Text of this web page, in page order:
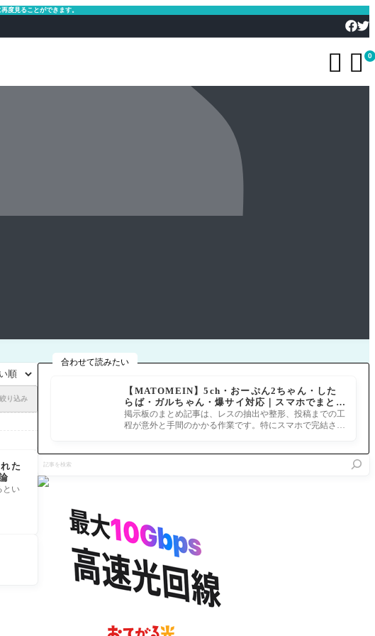
度見ることができます。
  0
絞り込み
た
とい
合わせて読みたい
【MATOMEIN】5ch・おーぷん2ちゃん・した
らば・ガルちゃん・爆サイ対応｜スマホでまとめ
記事を作れるアプリ FGOのまとめ記事ができる
まで
掲示板のまとめ記事は、レスの抽出や整形、投稿までの工
程が意外と手間のかかる作業です。特にスマホで完結させ
を
検